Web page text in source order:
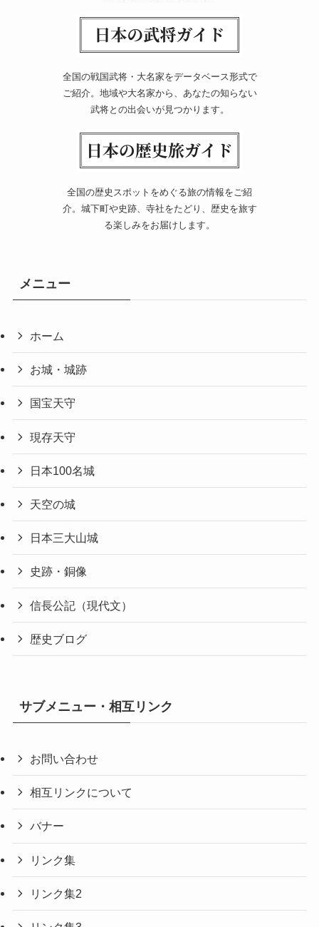
全国の戦国武将・大名家をデータベース形式で
ご紹介。地域や大名家から、あなたの知らない
武将との出会いが見つかります。
全国の歴史スポットをめぐる旅の情報をご紹
介。城下町や史跡、寺社をたどり、歴史を旅す
る楽しみをお届けします。
メニュー
ホーム
お城・城跡
国宝天守
現存天守
日本100名城
天空の城
日本三大山城
史跡・銅像
信長公記（現代文）
歴史ブログ
サブメニュー・相互リンク
お問い合わせ
相互リンクについて
バナー
リンク集
リンク集2